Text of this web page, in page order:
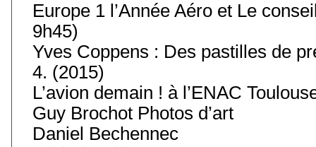
Europe 1 l’Année Aéro et Le
9h45)
Yves Coppens : Des pastilles de
4. (2015)
L’avion demain ! à l’ENAC
Guy Brochot Photos d’art
Daniel Bechennec